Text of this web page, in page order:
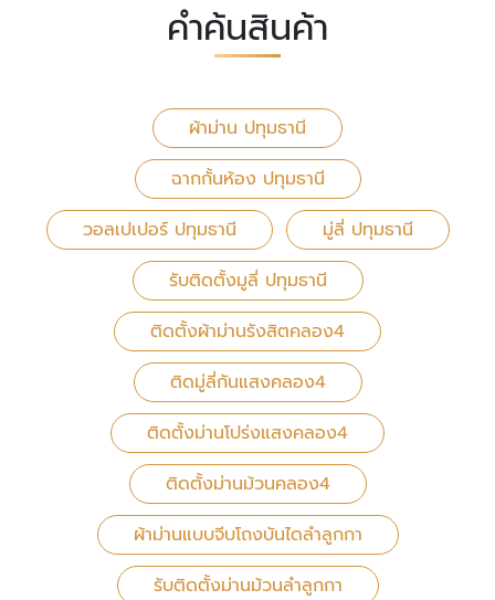
คำค้นสินค้า
ผ้าม่าน ปทุมธานี
ฉากกั้นห้อง ปทุมธานี
วอลเปเปอร์ ปทุมธานี
มู่ลี่ ปทุมธานี
รับติดตั้งมูลี่ ปทุมธานี
ติดตั้งผ้าม่านรังสิตคลอง4
ติดมู่ลี่กันแสงคลอง4
ติดตั้งม่านโปร่งแสงคลอง4
ติดตั้งม่านม้วนคลอง4
ผ้าม่านแบบจีบโถงบันไดลำลูกกา
รับติดตั้งม่านม้วนลำลูกกา